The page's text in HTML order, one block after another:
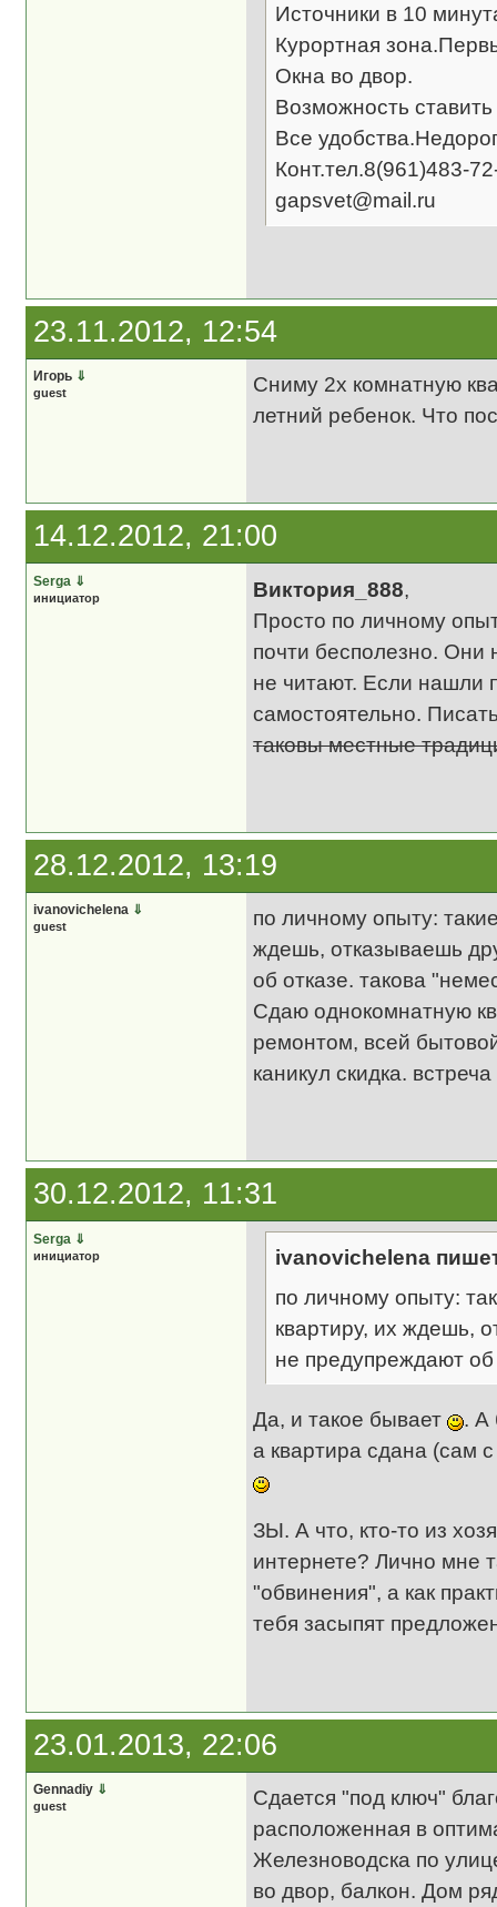
Источники в 10
Курортная
Окна во двор.
Возможность
Все
Конт.тел.8(961)483-
gapsvet@mail.ru
23.11.2012, 12:54
Игорь ⇓
guest
Сниму 2х комнатную
летний ребенок. Что
14.12.2012, 21:00
Serga ⇓
инициатор Виктория_888,
Просто по личному
почти бесполезно. Они
не читают. Если нашли
самостоятельно.
таковы местные
28.12.2012, 13:19
ivanovichelena ⇓
guest
по личному опыту:
ждешь, отказываешь
об отказе. такова
Сдаю однокомнатную
ремонтом, всей
каникул скидка.
30.12.2012, 11:31
Serga ⇓
инициатор
ivanovichelena
по личному опыту:
квартиру, их ждешь,
не предупреждают об
Да, и такое бывает
. А
а квартира сдана (сам
ЗЫ. А что, кто-то из
интернете? Лично мне
"обвинения", а как
тебя засыпят
23.01.2013, 22:06
Gennadiy ⇓
guest
Сдается "под ключ"
расположенная в
Железноводска по
во двор, балкон. Дом